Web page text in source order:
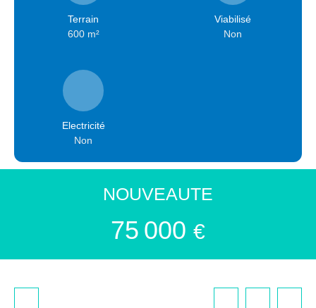
Terrain
600 m²
Viabilisé
Non
Electricité
Non
NOUVEAUTE
75 000 €